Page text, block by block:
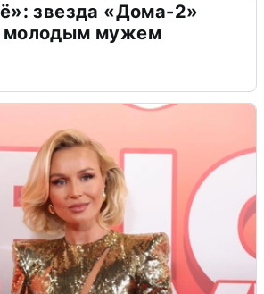
звезда «Дома-2»
молодым мужем